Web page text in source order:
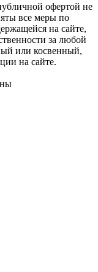
офертой не
все меры по
на сайте,
за любой
или косвенный,
на сайте.